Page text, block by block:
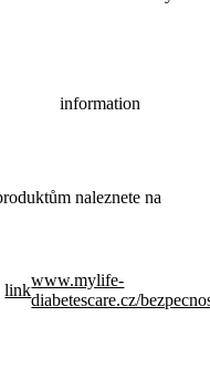
information
naleznete na
link
www.mylife-
diabetescare.cz/